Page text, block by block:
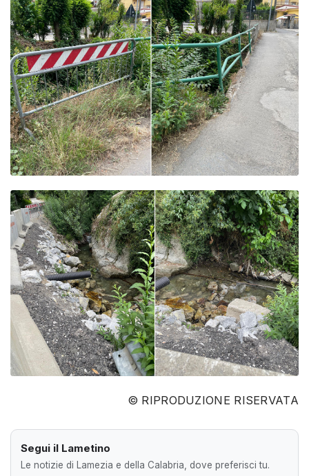
© RIPRODUZIONE RISERVATA
Segui il Lametino
Le notizie di Lamezia e della Calabria, dove preferisci tu.